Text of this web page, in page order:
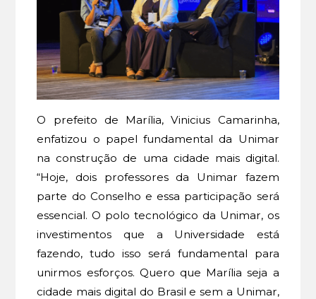
O prefeito de Marília, Vinicius Camarinha,
enfatizou o papel fundamental da Unimar
na construção de uma cidade mais digital.
“Hoje, dois professores da Unimar fazem
parte do Conselho e essa participação será
essencial. O polo tecnológico da Unimar, os
investimentos que a Universidade está
fazendo, tudo isso será fundamental para
unirmos esforços. Quero que Marília seja a
cidade mais digital do Brasil e sem a Unimar,